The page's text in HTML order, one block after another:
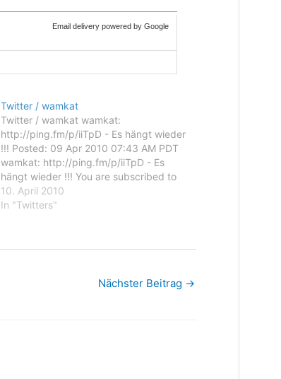
Email delivery powered by Google
Twitter / wamkat
Twitter / wamkat wamkat:
http://ping.fm/p/iiTpD - Es hängt wieder
!!! Posted: 09 Apr 2010 07:43 AM PDT
wamkat: http://ping.fm/p/iiTpD - Es
hängt wieder !!! You are subscribed to
email updates from Twitter / wamkat To
stop receiving these emails, you may
10. April 2010
In "Twitters"
Nächster Beitrag →